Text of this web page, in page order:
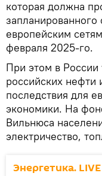
которая должна
европейским
февраля 2025-го.
При этом в России
российских нефти
последствия для
экономики. На
Вильнюса
электричество,
Энергетика. LIVE